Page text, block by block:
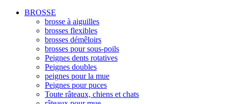
BROSSE
brosse à aiguilles
brosses flexibles
brosses démêloirs
brosses pour sous-poils
Peignes dents rotatives
Peignes doubles
peignes pour la mue
Peignes pour puces
Toute râteaux, chiens et chats